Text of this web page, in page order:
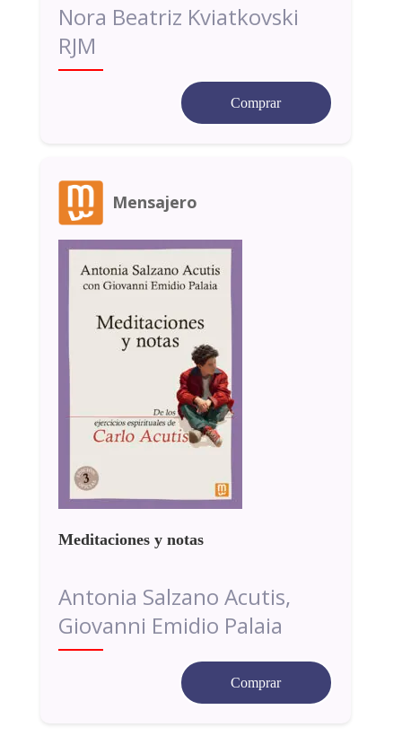
Nora Beatriz Kviatkovski
RJM
Comprar
Mensajero
Meditaciones y notas
Antonia Salzano Acutis,
Giovanni Emidio Palaia
Comprar